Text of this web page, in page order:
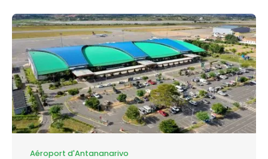
Aéroport d'Antananarivo